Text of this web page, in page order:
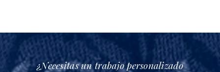
¿Necesitas un trabajo personalizado